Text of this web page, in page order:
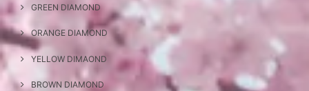
GREEN DIAMOND
ORANGE DIAMOND
YELLOW DIMAOND
BROWN DIAMOND